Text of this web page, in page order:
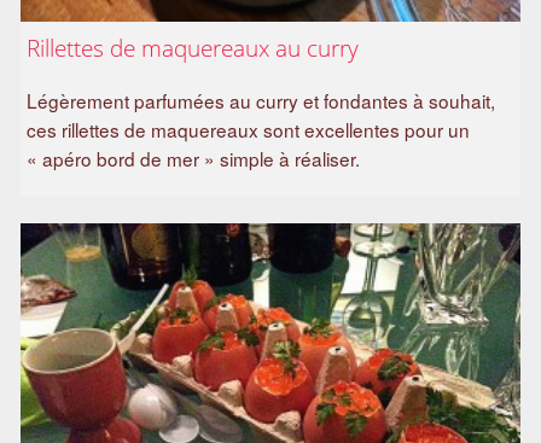
Rillettes de maquereaux au curry
Légèrement parfumées au curry et fondantes à souhait,
ces rillettes de maquereaux sont excellentes pour un
« apéro bord de mer » simple à réaliser.